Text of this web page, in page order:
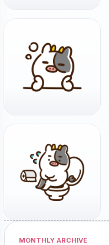
MONTHLY ARCHIVE